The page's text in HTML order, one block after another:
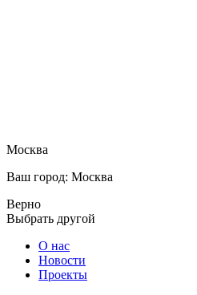
Москва
Ваш город: Москва
Верно
Выбрать другой
О нас
Новости
Проекты